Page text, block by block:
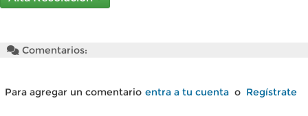
Comentarios:
Para agregar un comentario entra a tu cuenta o Regístrate